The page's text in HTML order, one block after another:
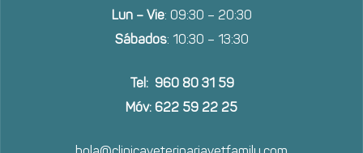
Lun – Vie: 09:30 – 20:30
Sábados: 10:30 – 13:30
Tel: 960 80 31 59
Móv: 622 59 22 25